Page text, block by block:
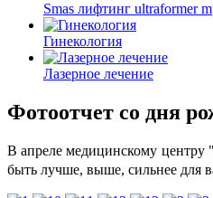
Smas лифтинг ultraformer
Гинекология
Лазерное лечение
Фотоотчет со дня
В апреле медицинскому
быть лучше, выше, сильнее для